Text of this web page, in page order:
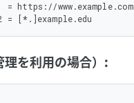
= https://www.example.com
= [*.]example.edu
を利用の場合）: